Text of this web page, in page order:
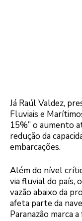
Já Raúl Valdez,
Fluviais e
15%” o aumento
redução da
embarcações.
Além do nível
via fluvial do país,
vazão abaixo da
afeta parte da
Paranazão marca